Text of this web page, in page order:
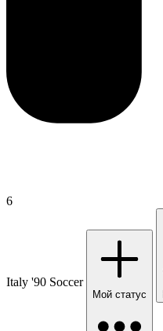
6
Italy '90 Soccer
Мой статус